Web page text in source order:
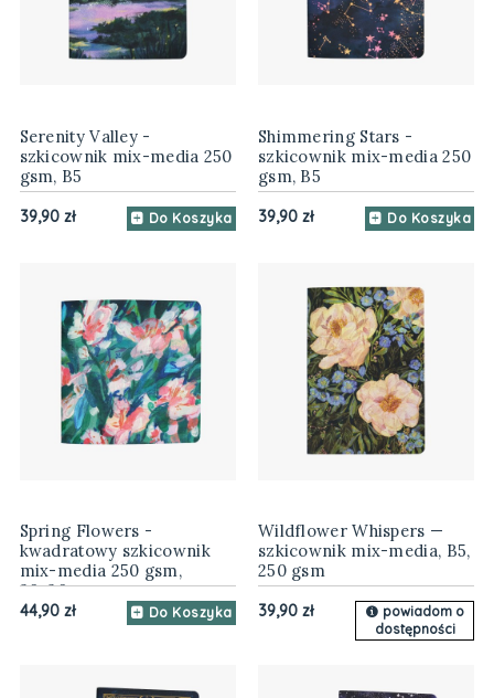
Serenity Valley -
szkicownik mix-media 250
gsm, B5
39,90 zł Do Koszyka
Shimmering Stars -
szkicownik mix-media 250
gsm, B5
39,90 zł Do Koszyka
Spring Flowers -
kwadratowy szkicownik
mix-media 250 gsm,
20x20cm
44,90 zł Do Koszyka
Wildflower Whispers —
szkicownik mix-media, B5,
250 gsm
39,90 zł
powiadom o
dostępności